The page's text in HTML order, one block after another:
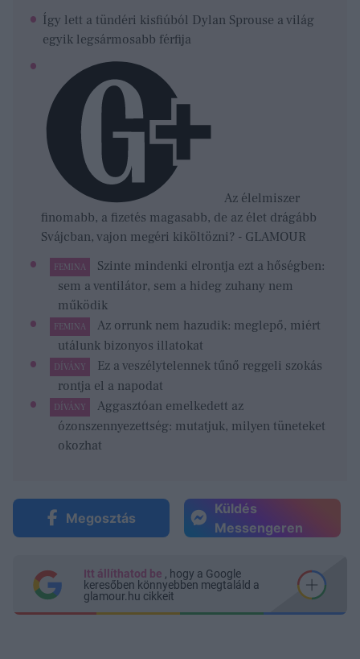
Így lett a tündéri kisfiúból Dylan Sprouse a világ
egyik legsármosabb férfija
Az élelmiszer
finomabb, a fizetés magasabb, de az élet drágább
Svájcban, vajon megéri kiköltözni? - GLAMOUR
FEMINA
Szinte mindenki elrontja ezt a hőségben:
sem a ventilátor, sem a hideg zuhany nem
működik
FEMINA
Az orrunk nem hazudik: meglepő, miért
utálunk bizonyos illatokat
DÍVÁNY
Ez a veszélytelennek tűnő reggeli szokás
rontja el a napodat
DÍVÁNY
Aggasztóan emelkedett az
ózonszennyezettség: mutatjuk, milyen tüneteket
okozhat
Megosztás
Küldés
Messengeren
Itt állíthatod be , hogy a Google
keresőben könnyebben megtaláld a
glamour.hu cikkeit